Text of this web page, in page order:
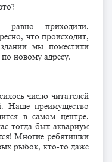
равно приходили,
что происходит,
мы поместили
новому адресу.
число читателей
Наше преимущество
в самом центре,
тогда был аквариум
Многие ребятишки
рыбок, кто-то даже